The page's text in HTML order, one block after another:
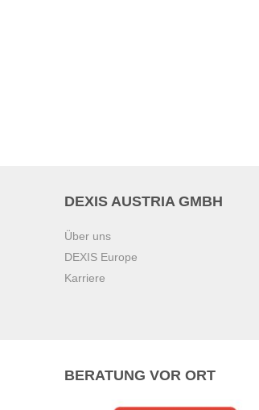
DEXIS AUSTRIA GMBH
Über uns
DEXIS Europe
Karriere
BERATUNG VOR ORT